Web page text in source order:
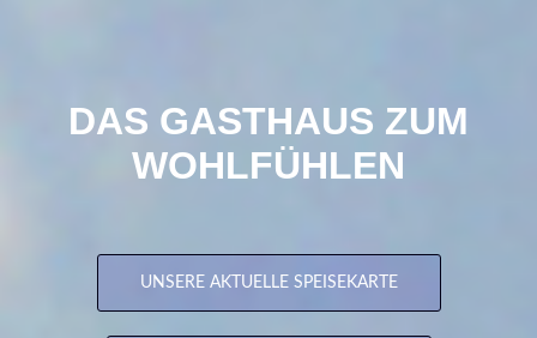
DAS GASTHAUS ZUM
WOHLFÜHLEN
UNSERE AKTUELLE SPEISEKARTE